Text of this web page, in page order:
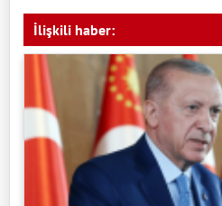
İlişkili haber: